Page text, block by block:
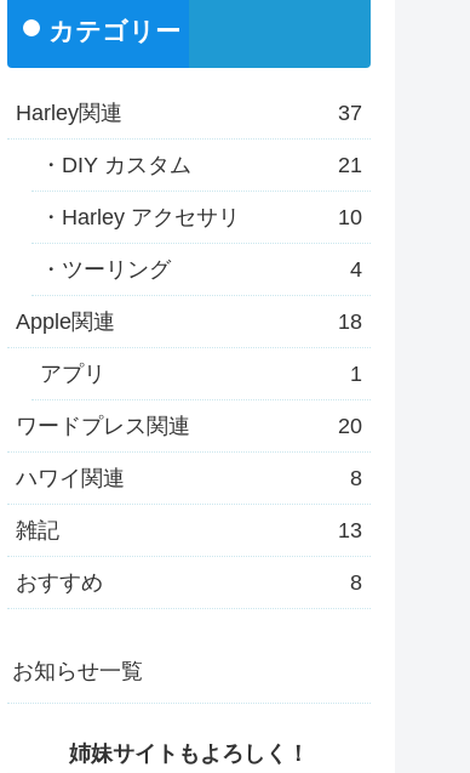
カテゴリー
Harley関連 37
・DIY カスタム 21
・Harley アクセサリ 10
・ツーリング 4
Apple関連 18
アプリ 1
ワードプレス関連 20
ハワイ関連 8
雑記 13
おすすめ 8
お知らせ一覧
姉妹サイトもよろしく！